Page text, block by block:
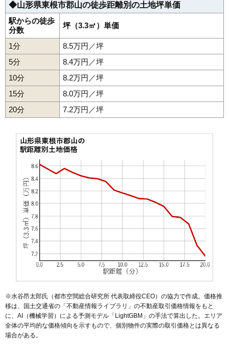
37 野川 2.7万円 630万円
38 荷口 2.2万円
39 島大堀 1.9万円 479万円 -10.2%
40 関山 1.5万円 33万円 -22.2%
◆山形県東根市郡山の徒歩距離別の土地坪単価
駅からの徒歩
分数
坪（3.3㎡）単価
1分
8.5万円／坪
5分
8.4万円／坪
10分
8.2万円／坪
15分
8.0万円／坪
20分
7.2万円／坪
※水谷昂太郎氏（都市空間総合研究所 代表取締役CEO）の協力で作成。価格推
移は、国土交通省の「不動産情報ライブラリ 」の不動産取引価格情報をもと
に、AI（機械学習）による予測モデル「LightGBM」の手法で算出した。エリア
全体の平均的な価格傾向を示すもので、個別物件の実際の取引価格とは異なる
場合がある。